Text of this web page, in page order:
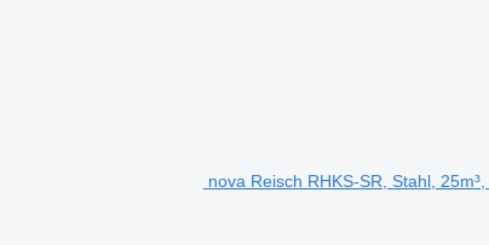
nova Reisch RHKS-SR, Stahl,